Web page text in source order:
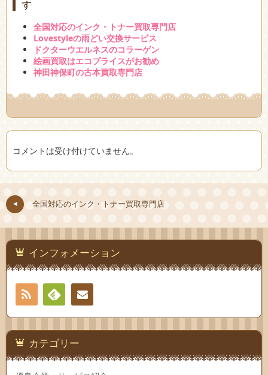
す
全国対応のインク・トナー買取専門店
Lovestyleの雨どい交換サービス
ドクターウエルネスのコラーゲン
絵画買取はエコプライスがお勧め
神田神保町の古本買取専門店
コメントは受け付けていません。
全国対応のインク・トナー買取専門店
インフォメーション
RSS
Feedlyお問
い合
わせ
カテゴリー